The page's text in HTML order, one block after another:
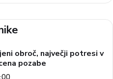
obroč, največji potresi v
pozabe